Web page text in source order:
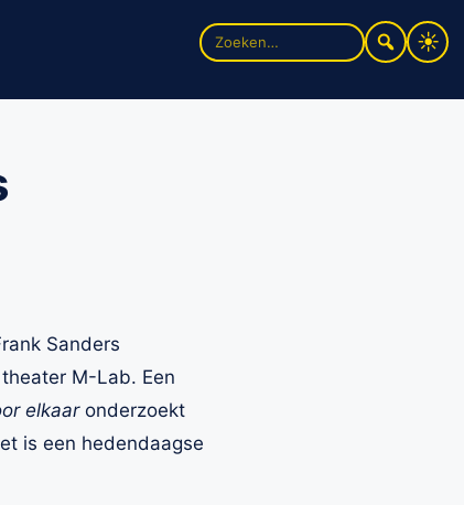
Zoek
naar:
Sanders
M-Lab. Een
elkaaronderzoekt
is een hedendaagse